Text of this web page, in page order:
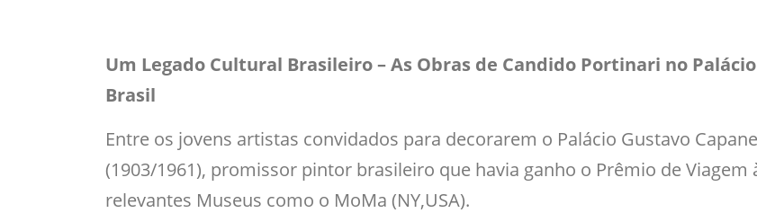
Um Legado Cultural Brasileiro – As Obras de Candido Portinari no
Brasil
Entre os jovens artistas convidados para decorarem o Palácio Gustavo
(1903/1961), promissor pintor brasileiro que havia ganho o Prêmio de Viagem
relevantes Museus como o MoMa (NY,USA).